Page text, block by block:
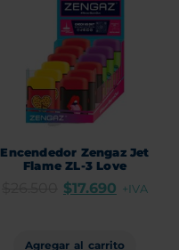
Encendedor Zengaz Jet
Flame ZL-3 Love
$17.690 +IVA
Agregar al carrito